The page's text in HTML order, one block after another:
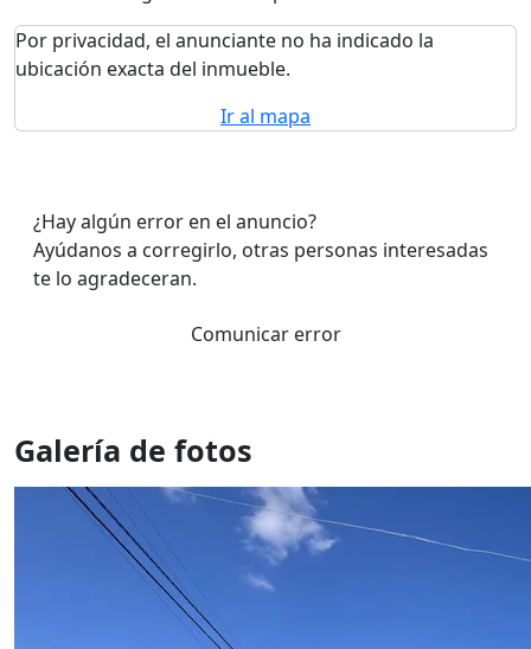
Por privacidad, el anunciante no ha indicado la
ubicación exacta del inmueble.
Ir al mapa
¿Hay algún error en el anuncio?
Ayúdanos a corregirlo, otras personas interesadas
te lo agradeceran.
Comunicar error
Galería de fotos